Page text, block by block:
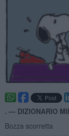
. — DIZIONARIO
Bozza scorretta